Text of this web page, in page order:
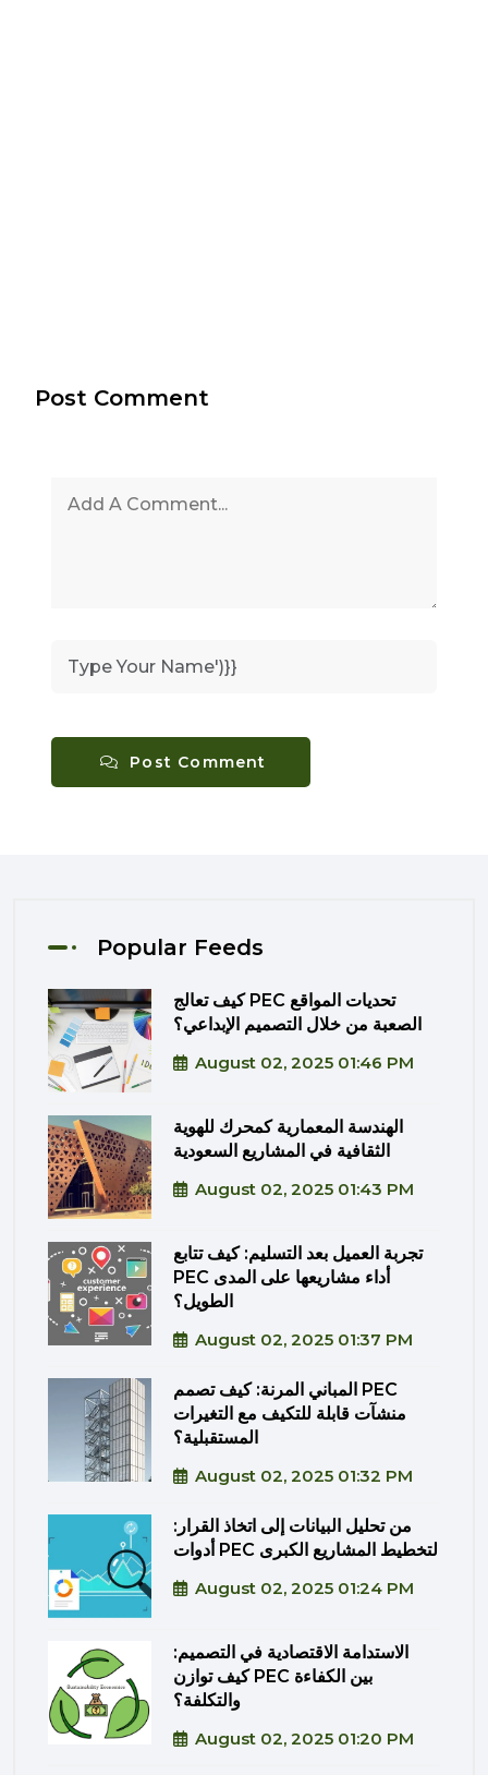
Post Comment
Post Comment
Popular Feeds
كيف تعالج PEC تحديات المواقع
الصعبة من خلال التصميم الإبداعي؟
August 02, 2025 01:46 PM
الهندسة المعمارية كمحرك للهوية
الثقافية في المشاريع السعودية
August 02, 2025 01:43 PM
تجربة العميل بعد التسليم: كيف تتابع
PEC أداء مشاريعها على المدى
الطويل؟
August 02, 2025 01:37 PM
المباني المرنة: كيف تصمم PEC
منشآت قابلة للتكيف مع التغيرات
المستقبلية؟
August 02, 2025 01:32 PM
من تحليل البيانات إلى اتخاذ القرار:
أدوات PEC لتخطيط المشاريع الكبرى
August 02, 2025 01:24 PM
الاستدامة الاقتصادية في التصميم:
كيف توازن PEC بين الكفاءة
والتكلفة؟
August 02, 2025 01:20 PM